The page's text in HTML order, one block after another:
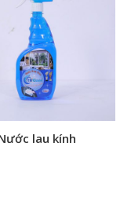
lau kính